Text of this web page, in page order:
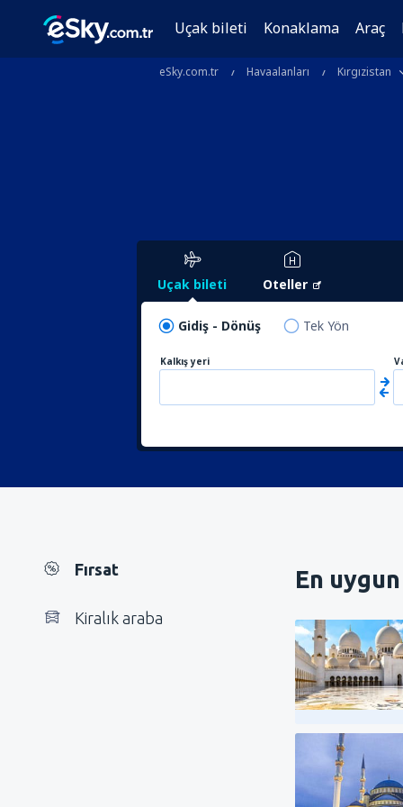
Uçak bileti Konaklama Araç
eSky.com.tr Havaalanları Kırgızistan
Uçak bileti Oteller
Gidiş - Dönüş Tek Yön
Kalkış yeri
Fırsat
Kiralık araba
En